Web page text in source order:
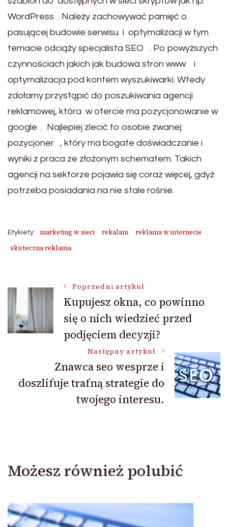
WordPress . Należy zachowywać pamięć o
pasującej budowie serwisu i optymalizacji w tym
temacie odciąży specjalista SEO . Po powyższych
czynnościach jakich jak budowa stron www i
optymalizacja pod kontem wyszukiwarki. Wtedy
zdołamy przystąpić do poszukiwania agencji
reklamowej, która w ofercie ma pozycjonowanie w
google . Najlepiej zlecić to osobie zwanej:
pozycjoner , który ma bogate doświadczanie i
wyniki z praca ze złożonym schematem. Takich
agencji na sektorze pojawia się coraz więcej, gdyż
potrzeba posiadania na nie stale rośnie.
Etykiety: marketing w sieci rekalam
reklama w internecie
skuteczna reklama
Nawigacja
wpisu
Poprzedni artykuł
Kupujesz okna, co powinno
się o nich wiedzieć przed
podjęciem decyzji?
Następny artykuł
Znawca seo wesprze i
doszlifuje trafną strategie do
twojego interesu.
Możesz również polubić